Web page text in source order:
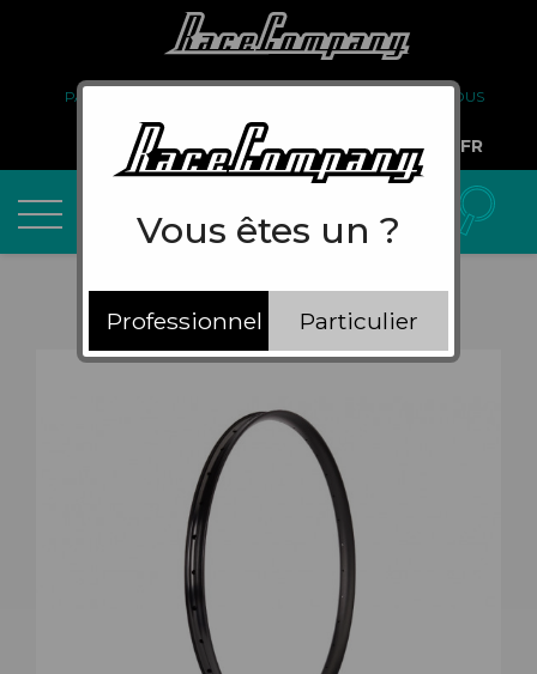
PARTENARIAT
À PROPOS DE NOUS
COMPTE PRO
FR
Vous êtes un ?
Professionnel Particulier